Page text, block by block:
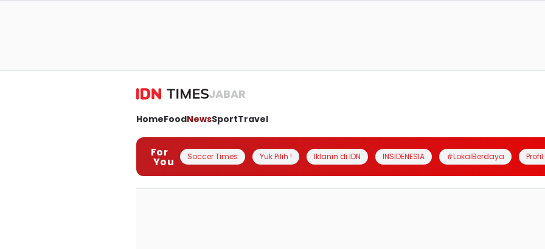
JABAR
HomeFoodNewsSportTravel
For
You Soccer Times Yuk Pilih ! Iklanin di IDN INSIDENESIA #LokalBerdaya